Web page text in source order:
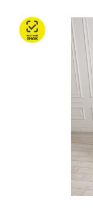
Честный знак